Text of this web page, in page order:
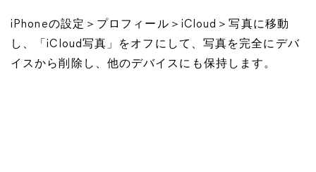
iPhoneの設定＞プロフィール＞iCloud＞写真に移動
し、「iCloud写真」をオフにして、写真を完全にデバ
イスから削除し、他のデバイスにも保持します。